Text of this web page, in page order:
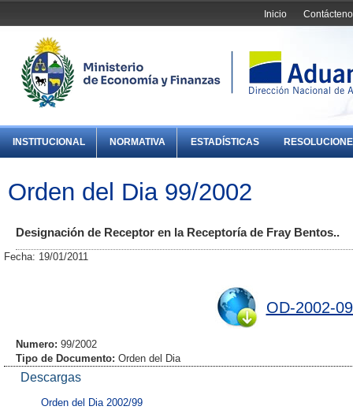
Inicio
INSTITUCIONAL NORMATIVA ESTADÍSTICAS
Orden del Dia 99/2002
Designación de Receptor en la Receptoría de Fray Bentos..
Fecha: 19/01/2011
OD-2002-
Numero: 99/2002
Tipo de Documento: Orden del Dia
Descargas
Orden del Dia 2002/99